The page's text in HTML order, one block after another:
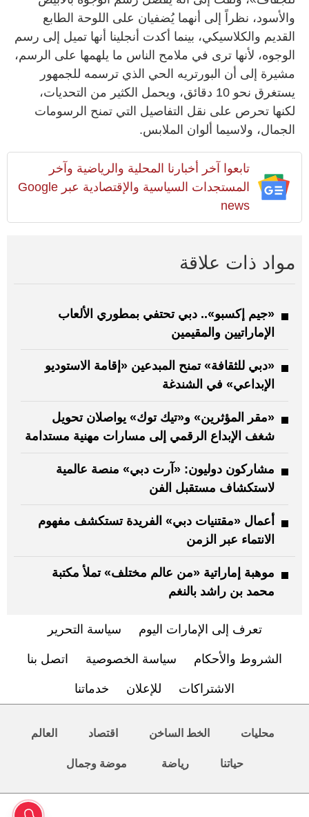
والأسود، نظراً إلى أنهما يُضفيان على اللوحة الطابع
القديم والكلاسيكي، بينما أكدت أنجلينا أنها تميل إلى رسم
الوجوه، لأنها ترى في ملامح الناس ما يلهمها على الرسم،
مشيرة إلى أن البورتريه الحي الذي ترسمه للجمهور
يستغرق نحو 10 دقائق، ويحمل الكثير من التحديات،
لكنها تحرص على نقل التفاصيل التي تمنح الرسومات
الجمال، ولاسيما ألوان الملابس.
تابعوا آخر أخبارنا المحلية والرياضية وآخر
المستجدات السياسية والإقتصادية عبر Google
news
مواد ذات علاقة
«جيم إكسبو».. دبي تحتفي بمطوري الألعاب
الإماراتيين والمقيمين
«دبي للثقافة» تمنح المبدعين «إقامة الاستوديو
الإبداعي» في الشندغة
«مقر المؤثرين» و«تيك توك» يواصلان تحويل
شغف الإبداع الرقمي إلى مسارات مهنية مستدامة
مشاركون دوليون: «آرت دبي» منصة عالمية
لاستكشاف مستقبل الفن
أعمال «مقتنيات دبي» الفريدة تستكشف مفهوم
الانتماء عبر الزمن
موهبة إماراتية «من عالم مختلف» تملأ مكتبة
محمد بن راشد بالنغم
تعرف إلى الإمارات اليوم سياسة التحرير
الشروط والأحكام سياسة الخصوصية اتصل بنا
الاشتراكات للإعلان خدماتنا
محليات الخط الساخن اقتصاد العالم
حياتنا رياضة موضة وجمال